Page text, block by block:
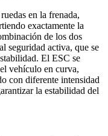
en la frenada,
exactamente la
de los dos
seguridad activa, que se
El ESC se
vehículo en curva,
con diferente intensidad
la estabilidad del